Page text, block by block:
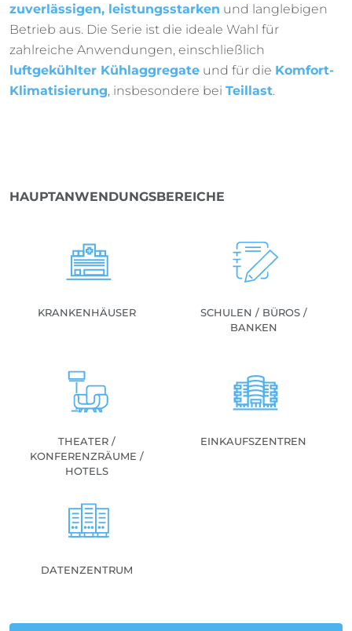
zuverlässigen, leistungsstarken und langlebigen
Betrieb aus. Die Serie ist die ideale Wahl für
zahlreiche Anwendungen, einschließlich
luftgekühlter Kühlaggregate und für die Komfort-
Klimatisierung, insbesondere bei Teillast.
HAUPTANWENDUNGSBEREICHE
KRANKENHÄUSER
SCHULEN / BÜROS /
BANKEN
THEATER /
KONFERENZRÄUME /
HOTELS
EINKAUFSZENTREN
DATENZENTRUM